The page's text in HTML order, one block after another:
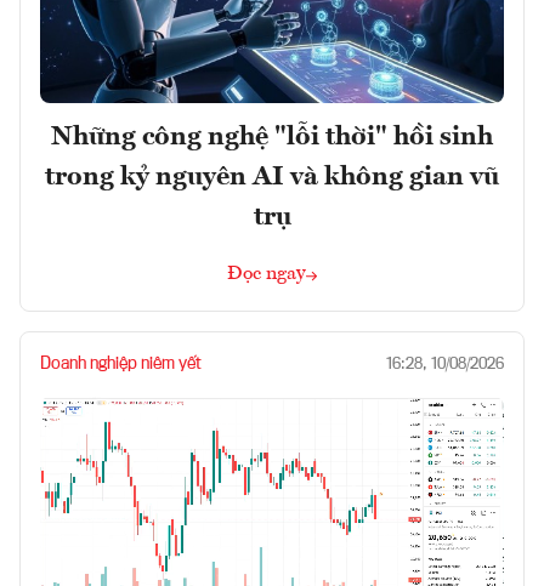
Những công nghệ "lỗi thời" hồi sinh
trong kỷ nguyên AI và không gian vũ
trụ
Đọc ngay
Doanh nghiệp niêm yết 16:28, 10/08/2026